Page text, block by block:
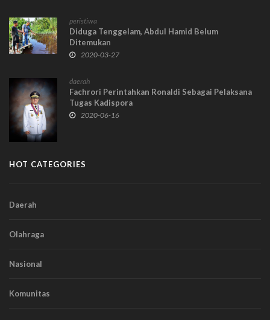
peristiwa
Diduga Tenggelam, Abdul Hamid Belum
Ditemukan
2020-03-27
daerah
Fachrori Perintahkan Ronaldi Sebagai Pelaksana
Tugas Kadispora
2020-06-16
HOT CATEGORIES
Daerah
Olahraga
Nasional
Komunitas